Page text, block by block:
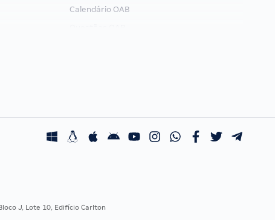
Calendário OAB
J, Lote 10, Edifício Carlton